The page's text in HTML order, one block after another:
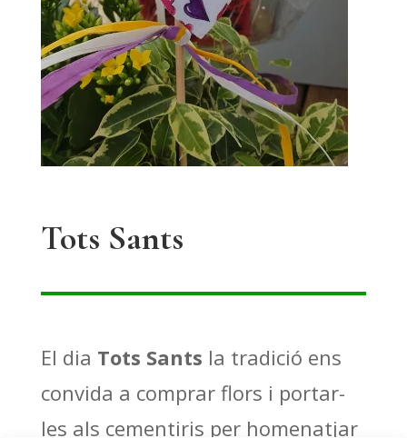
Tots Sants
El dia Tots Sants la tradició ens
convida a comprar flors i portar-
les als cementiris per homenatjar